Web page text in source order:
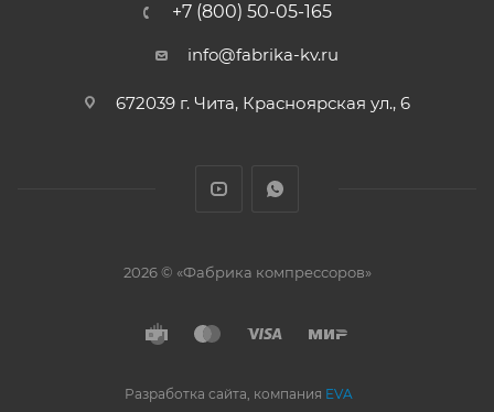
+7 (800) 50-05-165
info@fabrika-kv.ru
672039 г. Чита, Красноярская ул., 6
2026 © «Фабрика компрессоров»
Разработка сайта, компания EVA